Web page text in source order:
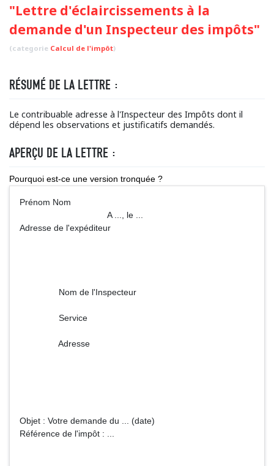
"Lettre d'éclaircissements à la
demande d'un Inspecteur des impôts"
(categorie Calcul de l'impôt)
RÉSUMÉ DE LA LETTRE :
Le contribuable adresse à l'Inspecteur des Impôts dont il
dépend les observations et justificatifs demandés.
APERÇU DE LA LETTRE :
Pourquoi est-ce une version tronquée ?
Prénom Nom
A ..., le ...
Adresse de l'expéditeur
Nom de l'Inspecteur
Service
Adresse
Objet : Votre demande du ... (date)
Référence de l'impôt : ...